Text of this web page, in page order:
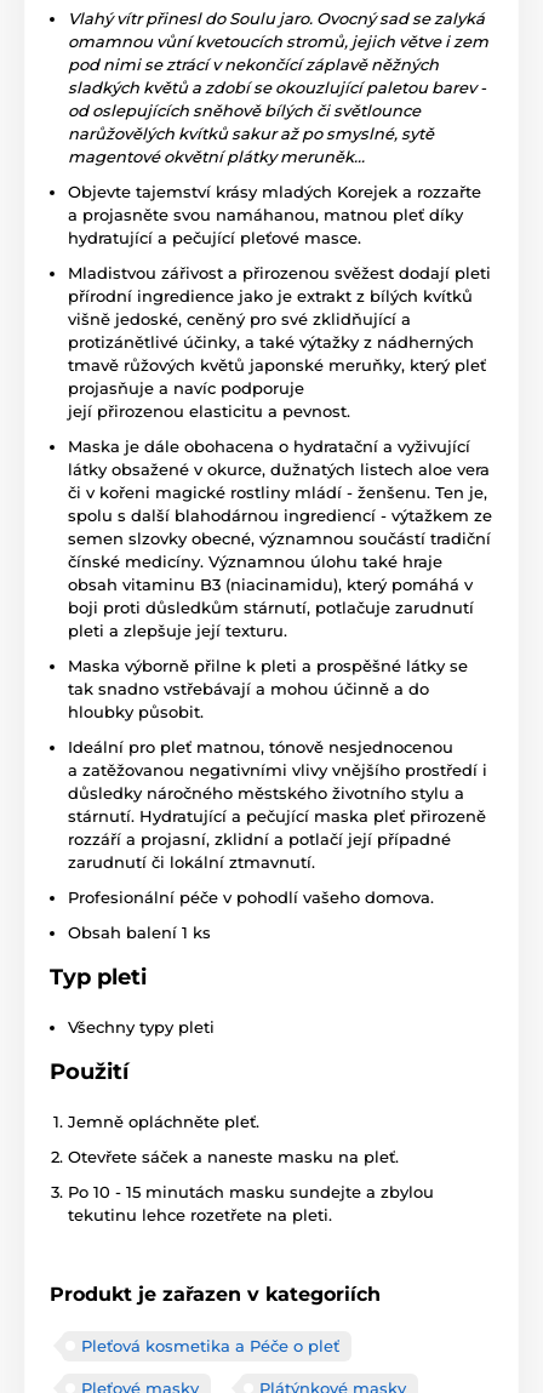
Vlahý vítr přinesl do Soulu jaro. Ovocný sad se zalyká
omamnou vůní kvetoucích stromů, jejich větve i zem
pod nimi se ztrácí v nekončící záplavě něžných
sladkých květů a zdobí se okouzlující paletou barev -
od oslepujících sněhově bílých či světlounce
narůžovělých kvítků sakur až po smyslné, sytě
magentové okvětní plátky meruněk...
Objevte tajemství krásy mladých Korejek a rozzařte
a projasněte svou namáhanou, matnou pleť díky
hydratující a pečující pleťové masce.
Mladistvou zářivost a přirozenou svěžest dodají pleti
přírodní ingredience jako je extrakt z bílých kvítků
višně jedoské, ceněný pro své zklidňující a
protizánětlivé účinky, a také výtažky z nádherných
tmavě růžových květů japonské meruňky, který pleť
projasňuje a navíc podporuje
její přirozenou elasticitu a pevnost.
Maska je dále obohacena o hydratační a vyživující
látky obsažené v okurce, dužnatých listech aloe vera
či v kořeni magické rostliny mládí - ženšenu. Ten je,
spolu s další blahodárnou ingrediencí - výtažkem ze
semen slzovky obecné, významnou součástí tradiční
čínské medicíny. Významnou úlohu také hraje
obsah vitaminu B3 (niacinamidu), který pomáhá v
boji proti důsledkům stárnutí, potlačuje zarudnutí
pleti a zlepšuje její texturu.
Maska výborně přilne k pleti a prospěšné látky se
tak snadno vstřebávají a mohou účinně a do
hloubky působit.
Ideální pro pleť matnou, tónově nesjednocenou
a zatěžovanou negativními vlivy vnějšího prostředí i
důsledky náročného městského životního stylu a
stárnutí. Hydratující a pečující maska pleť přirozeně
rozzáří a projasní, zklidní a potlačí její případné
zarudnutí či lokální ztmavnutí.
Profesionální péče v pohodlí vašeho domova.
Obsah balení 1 ks
Typ pleti
Všechny typy pleti
Použití
Jemně opláchněte pleť.
Otevřete sáček a naneste masku na pleť.
Po 10 - 15 minutách masku sundejte a zbylou
tekutinu lehce rozetřete na pleti.
Produkt je zařazen v kategoriích
Pleťová kosmetika a Péče o pleť
Pleťové masky Plátýnkové masky